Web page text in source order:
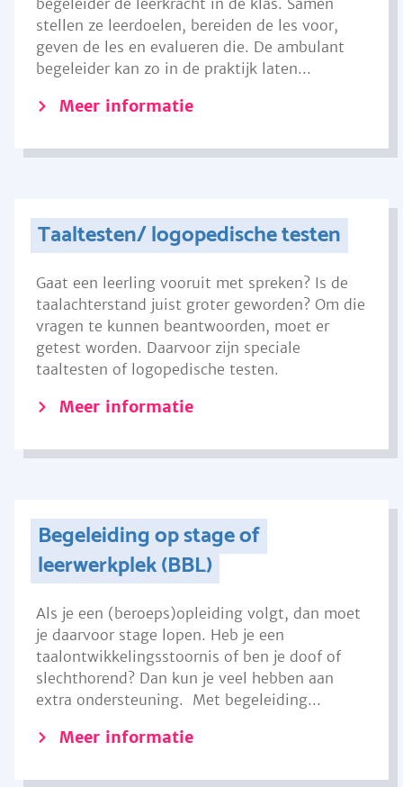
begeleider de leerkracht in de klas. Samen
stellen ze leerdoelen, bereiden de les voor,
geven de les en evalueren die. De ambulant
begeleider kan zo in de praktijk laten...
Meer informatie
Taaltesten/ logopedische testen
Gaat een leerling vooruit met spreken? Is de
taalachterstand juist groter geworden? Om die
vragen te kunnen beantwoorden, moet er
getest worden. Daarvoor zijn speciale
taaltesten of logopedische testen.
Meer informatie
Begeleiding op stage of
leerwerkplek (BBL)
Als je een (beroeps)opleiding volgt, dan moet
je daarvoor stage lopen. Heb je een
taalontwikkelingsstoornis of ben je doof of
slechthorend? Dan kun je veel hebben aan
extra ondersteuning. Met begeleiding...
Meer informatie